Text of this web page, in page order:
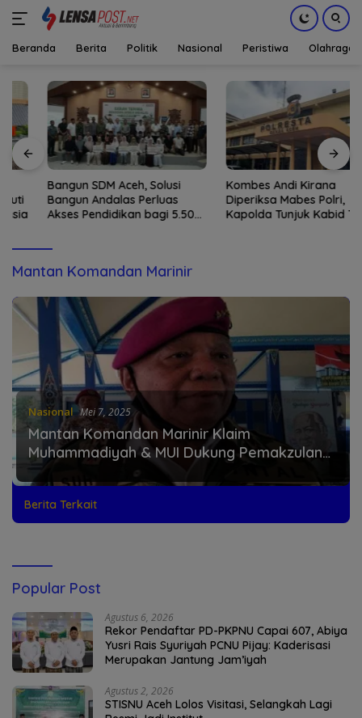
konten
Beranda Berita Politik Nasional Peristiwa Olahraga
Bangun SDM Aceh, Solusi
Bangun Andalas Perluas
Akses Pendidikan bagi 5.500
Kombes Andi Kirana
Diperiksa Mabes Polri,
Kapolda Tunjuk Kabid TIK
Mantan Komandan Marinir
Nasional Mei 7, 2025
Mantan Komandan Marinir Klaim
Muhammadiyah & MUI Dukung Pemakzulan
Gibran, Ada Pertemuan di Jakarta
Berita Terkait
Popular Post
Agustus 6, 2026
Rekor Pendaftar PD-PKPNU Capai 607, Abiya
Yusri Rais Syuriyah PCNU Pijay: Kaderisasi
Merupakan Jantung Jam’iyah
Agustus 2, 2026
STISNU Aceh Lolos Visitasi, Selangkah Lagi